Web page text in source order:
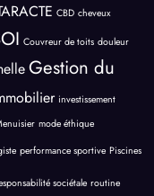
CBD cheveux
Couvreur de toits douleur
Gestion du
investissement
mode éthique
performance sportive Piscines
sociétale routine